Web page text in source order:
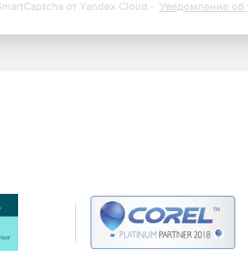
от Yandex Cloud - Уведомление об